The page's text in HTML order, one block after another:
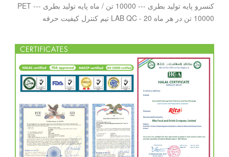
کنسرو پایه تولید بطری --- 10000 تن / ماه پایه تولید بطری PET ---
10000 تن در هر ماه LAB QC - 20 تیم کنترل کیفیت حرفه